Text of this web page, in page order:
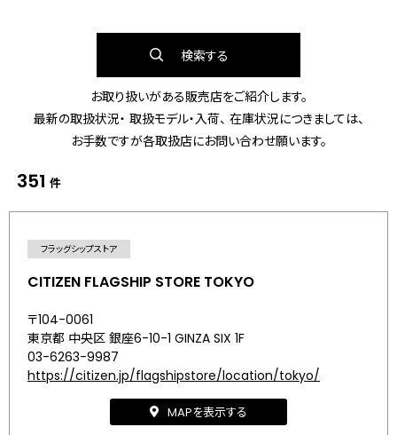
検索する
お取り扱いがある販売店をご紹介します。
最新の取扱状況・ 取扱モデル・入荷、 在庫状況につきましては、
お手数ですが各取扱店にお問い合わせ願います。
351 件
フラッグシップストア
CITIZEN FLAGSHIP STORE TOKYO
〒104-0061
東京都 中央区 銀座6-10-1 GINZA SIX 1F
03-6263-9987
https://citizen.jp/flagshipstore/location/tokyo/
MAPを表示する